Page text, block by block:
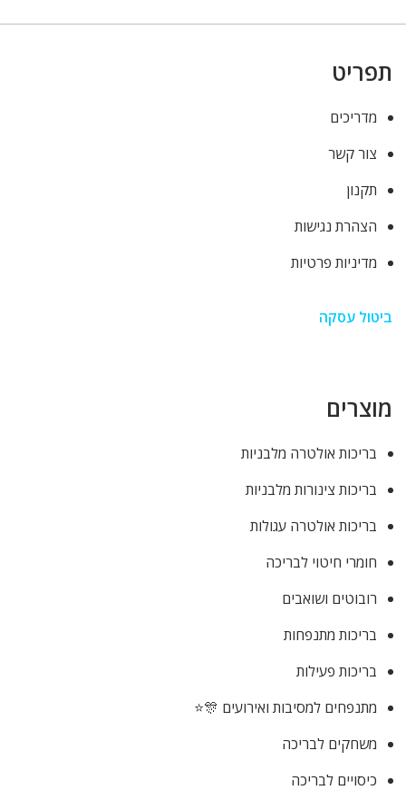
תפריט
מדריכים
צור קשר
תקנון
הצהרת נגישות
מדיניות פרטיות
ביטול עסקה
מוצרים
בריכות אולטרה מלבניות
בריכות צינורות מלבניות
בריכות אולטרה עגולות
חומרי חיטוי לבריכה
רובוטים ושואבים
בריכות מתנפחות
בריכות פעילות
מתנפחים למסיבות ואירועים 🎊⭐
משחקים לבריכה
כיסויים לבריכה